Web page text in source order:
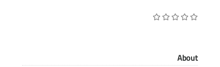
معاً نحو خلق مجتمع مبدع في عالم الأزياء
About